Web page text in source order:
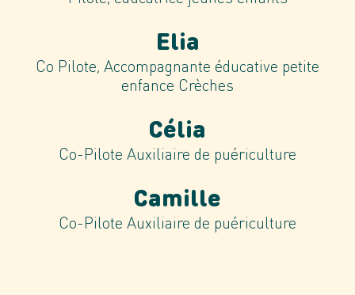
Elia
Co Pilote, Accompagnante éducative petite
enfance Crèches
Célia
Co-Pilote Auxiliaire de puériculture
Camille
Co-Pilote Auxiliaire de puériculture